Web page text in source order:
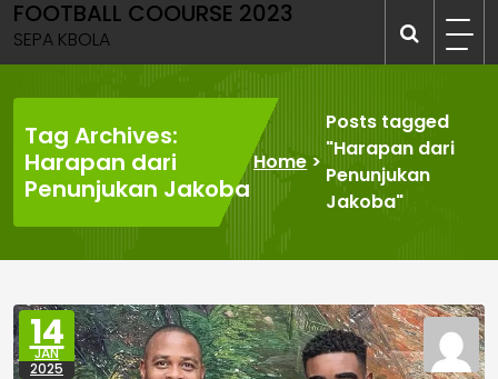
Skip
to
content
FOOTBALL COOURSE 2023
SEPA KBOLA
Tag Archives:
Harapan dari
Penunjukan Jakoba
Home>
Posts tagged
"Harapan dari
Penunjukan
Jakoba"
14
JAN
2025